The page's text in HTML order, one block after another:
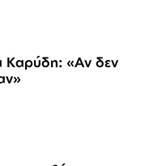
Καρύδη: «Αν δεν